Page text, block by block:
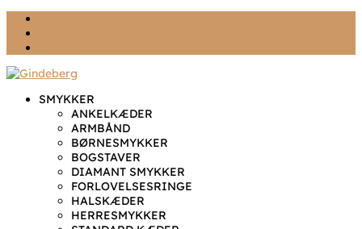
SMYKKER
ANKELKÆDER
ARMBÅND
BØRNESMYKKER
BOGSTAVER
DIAMANT SMYKKER
FORLOVELSESRINGE
HALSKÆDER
HERRESMYKKER